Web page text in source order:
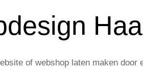
of webshop laten maken door